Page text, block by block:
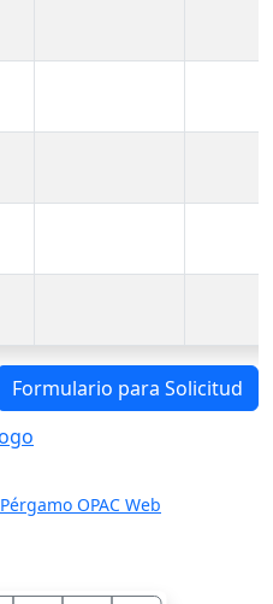
Formulario para Solicitud
Pérgamo OPAC Web